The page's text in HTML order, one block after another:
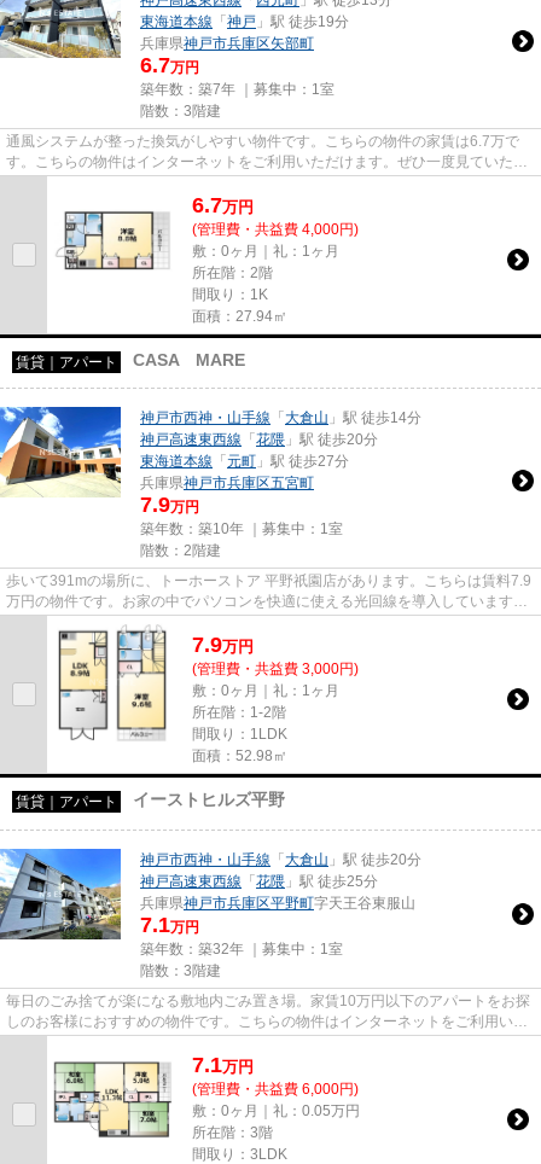
東海道本線 「 神戸 」駅 徒歩19分
兵庫県神戸市兵庫区矢部町
6.7万円
築年数：築7年 ｜募集中： 1室
階数：3階建
通風システムが整った換気がしやすい物件です。こちらの物件の家賃は6.7万で
す。こちらの物件はインターネットをご利用いただけます。ぜひ一度見ていただ
6.7万円
(管理費・共益費 4,000円)
敷：0ヶ月｜礼：1ヶ月
所在階：2階
間取り：1K
面積：27.94㎡
賃貸｜アパート CASA MARE
神戸市西神・山手線 「 大倉山 」駅 徒歩14分
神戸高速東西線 「 花隈 」駅 徒歩20分
東海道本線 「 元町 」駅 徒歩27分
兵庫県神戸市兵庫区五宮町
7.9万円
築年数：築10年 ｜募集中： 1室
階数：2階建
歩いて391mの場所に、トーホーストア 平野祇園店があります。こちらは賃料7.9
万円の物件です。お家の中でパソコンを快適に使える光回線を導入しています。
気になるイチオシ物件情報：...
7.9万円
(管理費・共益費 3,000円)
敷：0ヶ月｜礼：1ヶ月
所在階：1-2階
間取り：1LDK
面積：52.98㎡
賃貸｜アパート イーストヒルズ平野
神戸市西神・山手線 「 大倉山 」駅 徒歩20分
神戸高速東西線 「 花隈 」駅 徒歩25分
兵庫県神戸市兵庫区平野町字天王谷東服山
7.1万円
築年数：築32年 ｜募集中： 1室
階数：3階建
毎日のごみ捨てが楽になる敷地内ごみ置き場。家賃10万円以下のアパートをお探
しのお客様におすすめの物件です。こちらの物件はインターネットをご利用いた
7.1万円
(管理費・共益費 6,000円)
敷：0ヶ月｜礼：0.05万円
所在階：3階
間取り：3LDK